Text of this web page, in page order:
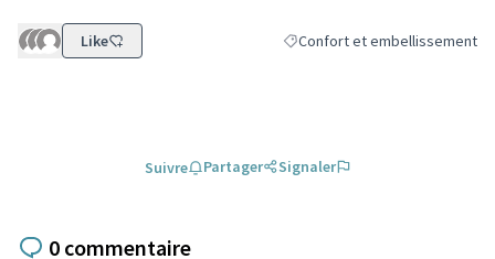
Like Filtrer les résultats de la
Confort et embellissement
Suivre Partager Signaler
0 commentaire